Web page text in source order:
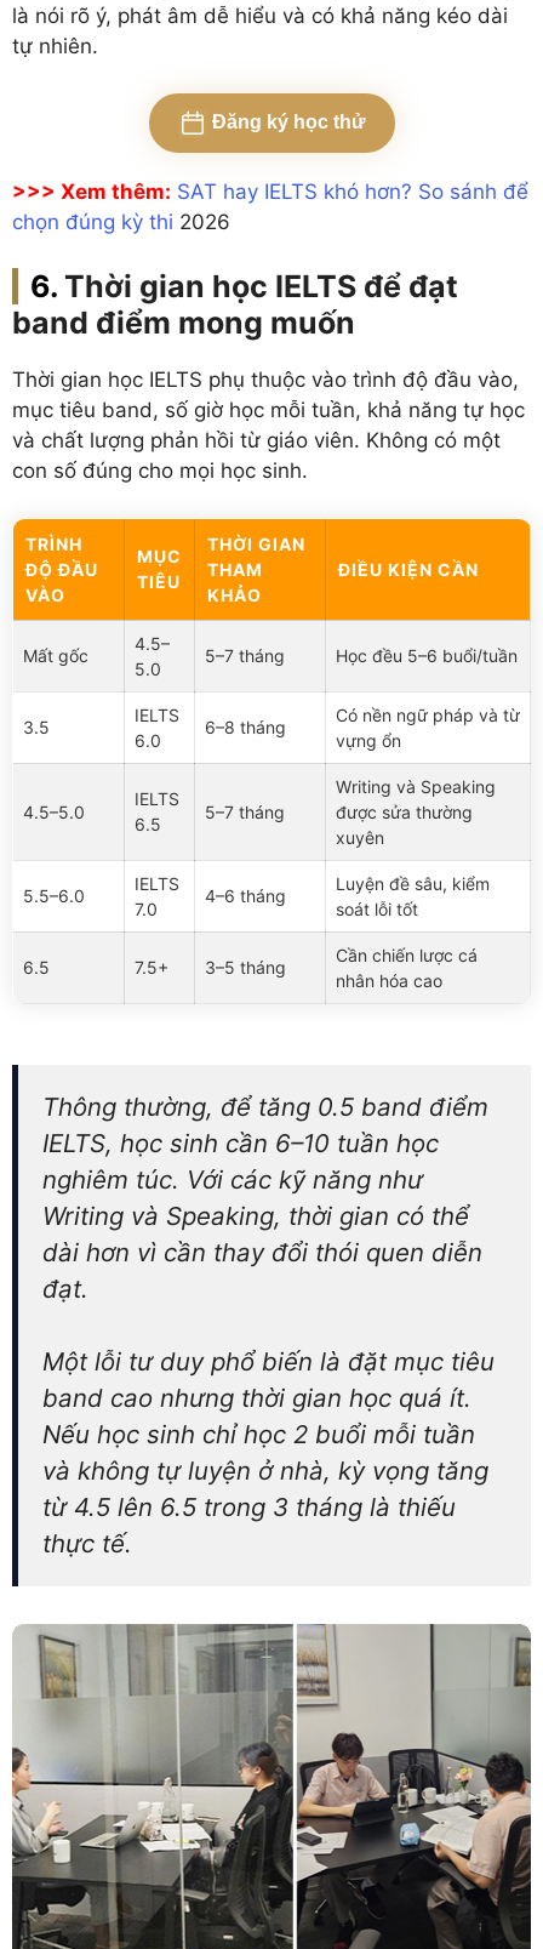
là nói rõ ý, phát âm dễ hiểu và có khả năng kéo dài
tự nhiên.
Đăng ký học thử
>>> Xem thêm: SAT hay IELTS khó hơn? So sánh để
chọn đúng kỳ thi 2026
Thời gian học IELTS để đạt
band điểm mong muốn
Thời gian học IELTS phụ thuộc vào trình độ đầu vào,
mục tiêu band, số giờ học mỗi tuần, khả năng tự học
và chất lượng phản hồi từ giáo viên. Không có một
con số đúng cho mọi học sinh.
TRÌNH
ĐỘ ĐẦU
VÀO
MỤC
TIÊU
THỜI GIAN
THAM
KHẢO
ĐIỀU KIỆN CẦN
Mất gốc
4.5–
5.0
5–7 tháng Học đều 5–6 buổi/tuần
3.5
IELTS
6.0
6–8 tháng
Có nền ngữ pháp và từ
vựng ổn
4.5–5.0
IELTS
6.5
5–7 tháng
Writing và Speaking
được sửa thường
xuyên
5.5–6.0
IELTS
7.0
4–6 tháng
Luyện đề sâu, kiểm
soát lỗi tốt
6.5 7.5+ 3–5 tháng
Cần chiến lược cá
nhân hóa cao
Thông thường, để tăng 0.5 band điểm
IELTS, học sinh cần 6–10 tuần học
nghiêm túc. Với các kỹ năng như
Writing và Speaking, thời gian có thể
dài hơn vì cần thay đổi thói quen diễn
đạt.
Một lỗi tư duy phổ biến là đặt mục tiêu
band cao nhưng thời gian học quá ít.
Nếu học sinh chỉ học 2 buổi mỗi tuần
và không tự luyện ở nhà, kỳ vọng tăng
từ 4.5 lên 6.5 trong 3 tháng là thiếu
thực tế.